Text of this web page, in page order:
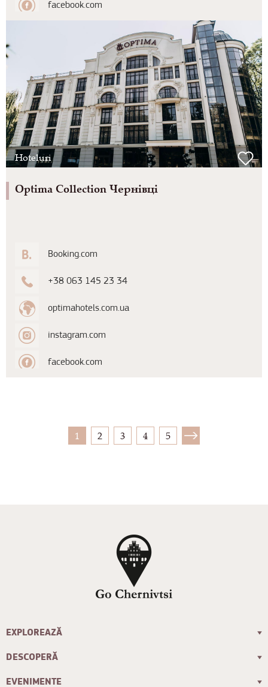
facebook.com
Hoteluri
Optima Collection Чернівці
Booking.com
+38 063 145 23 34
optimahotels.com.ua
instagram.com
facebook.com
1 2 3 4 5
EXPLOREAZĂ
DESCOPERĂ
EVENIMENTE